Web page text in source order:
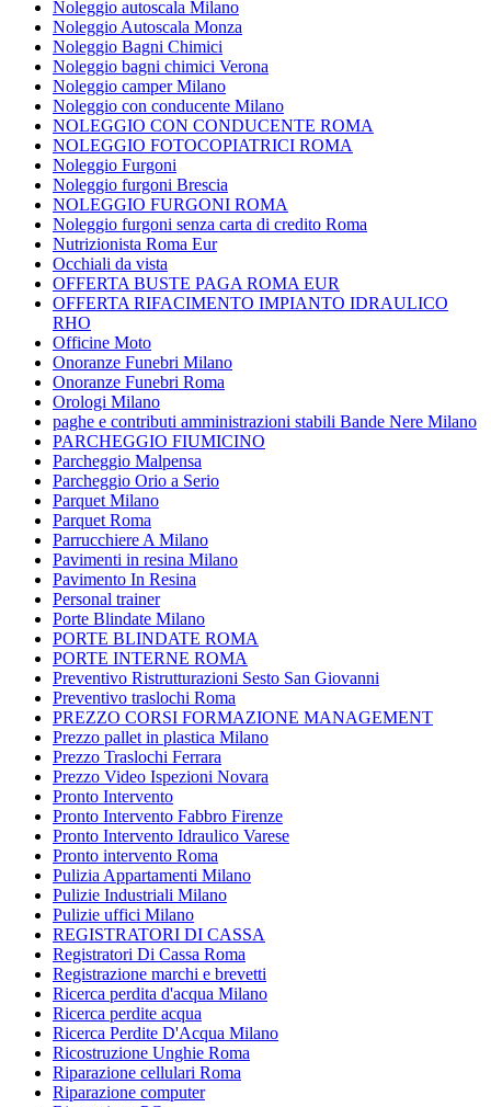
Noleggio autoscala Milano
Noleggio Autoscala Monza
Noleggio Bagni Chimici
Noleggio bagni chimici Verona
Noleggio camper Milano
Noleggio con conducente Milano
NOLEGGIO CON CONDUCENTE ROMA
NOLEGGIO FOTOCOPIATRICI ROMA
Noleggio Furgoni
Noleggio furgoni Brescia
NOLEGGIO FURGONI ROMA
Noleggio furgoni senza carta di credito Roma
Nutrizionista Roma Eur
Occhiali da vista
OFFERTA BUSTE PAGA ROMA EUR
OFFERTA RIFACIMENTO IMPIANTO IDRAULICO
RHO
Officine Moto
Onoranze Funebri Milano
Onoranze Funebri Roma
Orologi Milano
paghe e contributi amministrazioni stabili Bande Nere Milano
PARCHEGGIO FIUMICINO
Parcheggio Malpensa
Parcheggio Orio a Serio
Parquet Milano
Parquet Roma
Parrucchiere A Milano
Pavimenti in resina Milano
Pavimento In Resina
Personal trainer
Porte Blindate Milano
PORTE BLINDATE ROMA
PORTE INTERNE ROMA
Preventivo Ristrutturazioni Sesto San Giovanni
Preventivo traslochi Roma
PREZZO CORSI FORMAZIONE MANAGEMENT
Prezzo pallet in plastica Milano
Prezzo Traslochi Ferrara
Prezzo Video Ispezioni Novara
Pronto Intervento
Pronto Intervento Fabbro Firenze
Pronto Intervento Idraulico Varese
Pronto intervento Roma
Pulizia Appartamenti Milano
Pulizie Industriali Milano
Pulizie uffici Milano
REGISTRATORI DI CASSA
Registratori Di Cassa Roma
Registrazione marchi e brevetti
Ricerca perdita d'acqua Milano
Ricerca perdite acqua
Ricerca Perdite D'Acqua Milano
Ricostruzione Unghie Roma
Riparazione cellulari Roma
Riparazione computer